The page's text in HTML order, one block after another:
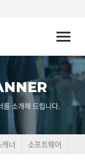
Toggle
를 소개해 드립니다.
너 소프트웨어